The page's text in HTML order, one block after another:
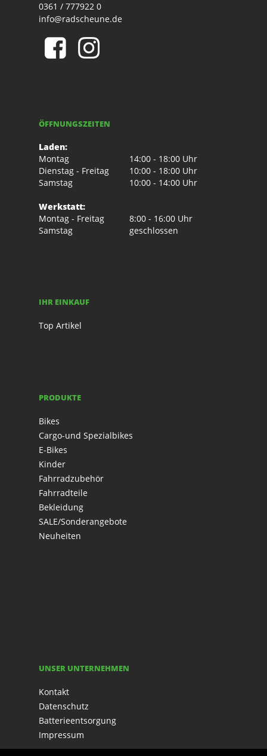
0361 / 777922 0
info@radscheune.de
ÖFFNUNGSZEITEN
Laden:
Montag
14:00 - 18:00 Uhr
Dienstag - Freitag
10:00 - 18:00 Uhr
Samstag
10:00 - 14:00 Uhr
Werkstatt:
Montag - Freitag
8:00 - 16:00 Uhr
Samstag
geschlossen
IHR EINKAUF
Top Artikel
PRODUKTE
Bikes
Cargo-und Spezialbikes
E-Bikes
Kinder
Fahrradzubehör
Fahrradteile
Bekleidung
SALE/Sonderangebote
Neuheiten
UNSER UNTERNEHMEN
Kontakt
Datenschutz
Batterieentsorgung
Impressum